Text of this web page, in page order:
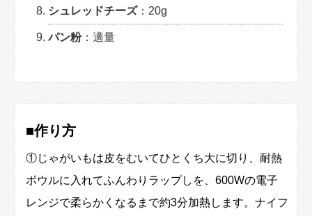
シュレッドチーズ：20g
パン粉：適量
■作り方
①じゃがいもは皮をむいてひとくち大に切り、耐熱
ボウルに入れてふんわりラップしを、600Wの電子
レンジで柔らかくなるまで約3分加熱します。ナイフ